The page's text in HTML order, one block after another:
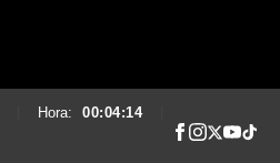
Hora: 00:04:15